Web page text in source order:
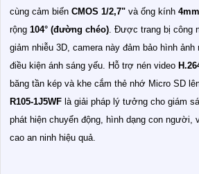
cùng cảm biến CMOS 1/2,7" và ống kính
rộng 104° (đường chéo). Được trang bị công
giảm nhiễu 3D, camera này đảm bảo hình ảnh
điều kiện ánh sáng yếu. Hỗ trợ nén video
băng tần kép và khe cắm thẻ nhớ Micro SD
R105-1J5WF là giải pháp lý tưởng cho giám
phát hiện chuyển động, hình dạng con người,
cao an ninh hiệu quả.